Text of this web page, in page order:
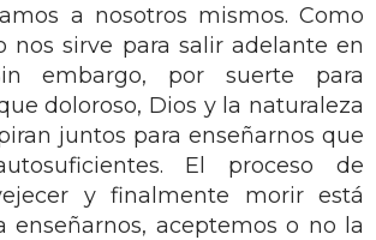
a nosotros mismos. Como
nos sirve para salir adelante en
embargo, por suerte para
doloroso, Dios y la naturaleza
juntos para enseñarnos que
El proceso de
y finalmente morir está
enseñarnos, aceptemos o no la